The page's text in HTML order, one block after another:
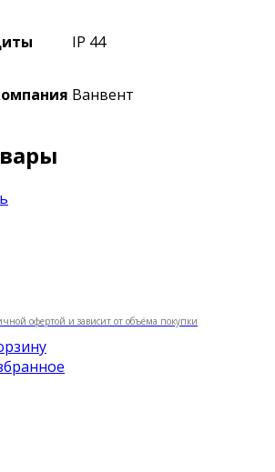
IP 44
Ванвент
офертой и зависит от объёма покупки